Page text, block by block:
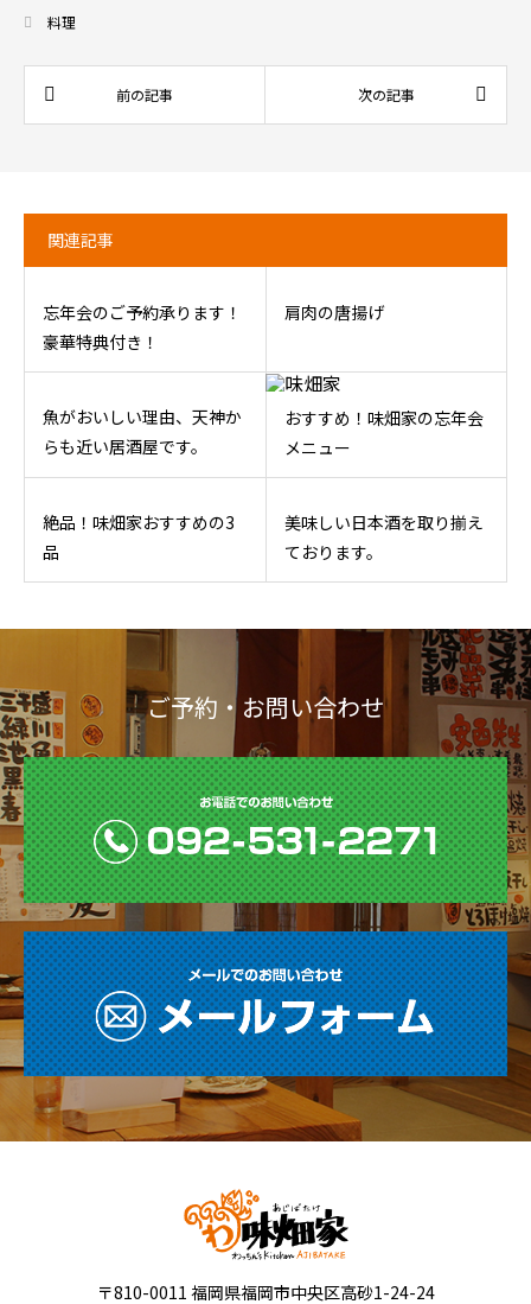
料理
関連記事
忘年会のご予約承ります！
豪華特典付き！
肩肉の唐揚げ
魚がおいしい理由、天神か
らも近い居酒屋です。
おすすめ！味畑家の忘年会
メニュー
絶品！味畑家おすすめの3
品
美味しい日本酒を取り揃え
ております。
ご予約・お問い合わせ
〒810-0011 福岡県福岡市中央区高砂1-24-24